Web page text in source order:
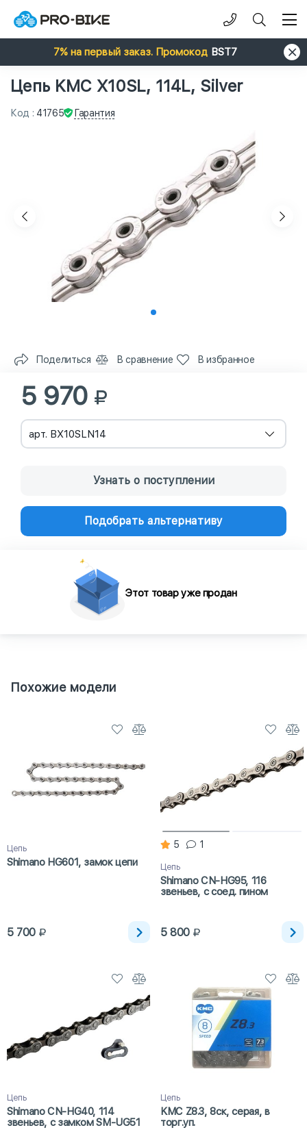
7% на первый заказ. Промокод BST7
Цепь KMC X10SL, 114L, Silver
Код : 41765 Гарантия
Поделиться В сравнение В избранное
5 970
арт. BX10SLN14
Узнать о поступлении
Подобрать альтернативу
Этот товар уже продан
Похожие модели
Цепь
Shimano HG601, замок цепи
5 700
5 1
Цепь
Shimano CN-HG95, 116
звеньев, с соед. пином
5 800
Цепь
Shimano CN-HG40, 114
звеньев, с замком SM-UG51
Цепь
KMC Z8.3, 8ск, серая, в
торг.уп.